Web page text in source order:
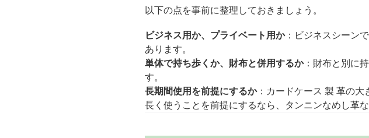
以下の点を事前に整理しておきましょう。
ビジネス用か、プライベート用か：ビジネスシーン
あります。
単体で持ち歩くか、財布と併用するか：財布と別に
す。
長期間使用を前提にするか：カードケース 製 革の大
長く使うことを前提にするなら、タンニンなめし革